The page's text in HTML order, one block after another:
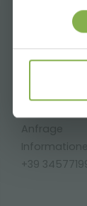
Anfrage
+39